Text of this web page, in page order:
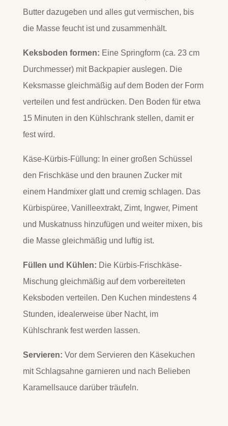
Butter dazugeben und alles gut vermischen, bis
die Masse feucht ist und zusammenhält.
Keksboden formen: Eine Springform (ca. 23 cm
Durchmesser) mit Backpapier auslegen. Die
Keksmasse gleichmäßig auf dem Boden der Form
verteilen und fest andrücken. Den Boden für etwa
15 Minuten in den Kühlschrank stellen, damit er
fest wird.
Käse-Kürbis-Füllung: In einer großen Schüssel
den Frischkäse und den braunen Zucker mit
einem Handmixer glatt und cremig schlagen. Das
Kürbispüree, Vanilleextrakt, Zimt, Ingwer, Piment
und Muskatnuss hinzufügen und weiter mixen, bis
die Masse gleichmäßig und luftig ist.
Füllen und Kühlen: Die Kürbis-Frischkäse-
Mischung gleichmäßig auf dem vorbereiteten
Keksboden verteilen. Den Kuchen mindestens 4
Stunden, idealerweise über Nacht, im
Kühlschrank fest werden lassen.
Servieren: Vor dem Servieren den Käsekuchen
mit Schlagsahne garnieren und nach Belieben
Karamellsauce darüber träufeln.